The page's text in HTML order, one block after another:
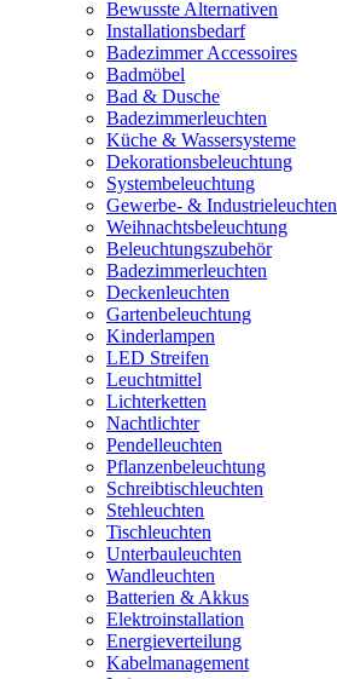
Bewusste Alternativen
Installationsbedarf
Badezimmer Accessoires
Badmöbel
Bad & Dusche
Badezimmerleuchten
Küche & Wassersysteme
Dekorationsbeleuchtung
Systembeleuchtung
Gewerbe- & Industrieleuchten
Weihnachtsbeleuchtung
Beleuchtungszubehör
Badezimmerleuchten
Deckenleuchten
Gartenbeleuchtung
Kinderlampen
LED Streifen
Leuchtmittel
Lichterketten
Nachtlichter
Pendelleuchten
Pflanzenbeleuchtung
Schreibtischleuchten
Stehleuchten
Tischleuchten
Unterbauleuchten
Wandleuchten
Batterien & Akkus
Elektroinstallation
Energieverteilung
Kabelmanagement